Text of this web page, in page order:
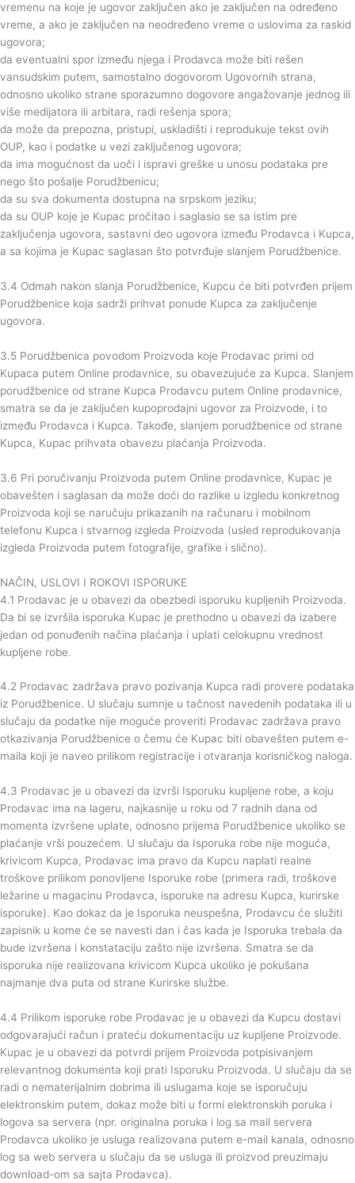
vremenu na koje je ugovor zaključen ako je zaključen na određeno
vreme, a ako je zaključen na neodređeno vreme o uslovima za raskid
ugovora;
da eventualni spor između njega i Prodavca može biti rešen
vansudskim putem, samostalno dogovorom Ugovornih strana,
odnosno ukoliko strane sporazumno dogovore angažovanje jednog ili
više medijatora ili arbitara, radi rešenja spora;
da može da prepozna, pristupi, uskladišti i reprodukuje tekst ovih
OUP, kao i podatke u vezi zaključenog ugovora;
da ima mogućnost da uoči i ispravi greške u unosu podataka pre
nego što pošalje Porudžbenicu;
da su sva dokumenta dostupna na srpskom jeziku;
da su OUP koje je Kupac pročitao i saglasio se sa istim pre
zaključenja ugovora, sastavni deo ugovora između Prodavca i Kupca,
a sa kojima je Kupac saglasan što potvrđuje slanjem Porudžbenice.
3.4 Odmah nakon slanja Porudžbenice, Kupcu će biti potvrđen prijem
Porudžbenice koja sadrži prihvat ponude Kupca za zaključenje
ugovora.
3.5 Porudžbenica povodom Proizvoda koje Prodavac primi od
Kupaca putem Online prodavnice, su obavezujuće za Kupca. Slanjem
porudžbenice od strane Kupca Prodavcu putem Online prodavnice,
smatra se da je zaključen kupoprodajni ugovor za Proizvode, i to
između Prodavca i Kupca. Takođe, slanjem porudžbenice od strane
Kupca, Kupac prihvata obavezu plaćanja Proizvoda.
3.6 Pri poručivanju Proizvoda putem Online prodavnice, Kupac je
obavešten i saglasan da može doći do razlike u izgledu konkretnog
Proizvoda koji se naručuju prikazanih na računaru i mobilnom
telefonu Kupca i stvarnog izgleda Proizvoda (usled reprodukovanja
izgleda Proizvoda putem fotografije, grafike i slično).
NAČIN, USLOVI I ROKOVI ISPORUKE
4.1 Prodavac je u obavezi da obezbedi isporuku kupljenih Proizvoda.
Da bi se izvršila isporuka Kupac je prethodno u obavezi da izabere
jedan od ponuđenih načina plaćanja i uplati celokupnu vrednost
kupljene robe.
4.2 Prodavac zadržava pravo pozivanja Kupca radi provere podataka
iz Porudžbenice. U slučaju sumnje u tačnost navedenih podataka ili u
slučaju da podatke nije moguće proveriti Prodavac zadržava pravo
otkazivanja Porudžbenice o čemu će Kupac biti obavešten putem e-
maila koji je naveo prilikom registracije i otvaranja korisničkog naloga.
4.3 Prodavac je u obavezi da izvrši Isporuku kupljene robe, a koju
Prodavac ima na lageru, najkasnije u roku od 7 radnih dana od
momenta izvršene uplate, odnosno prijema Porudžbenice ukoliko se
plaćanje vrši pouzećem. U slučaju da Isporuka robe nije moguća,
krivicom Kupca, Prodavac ima pravo da Kupcu naplati realne
troškove prilikom ponovljene Isporuke robe (primera radi, troškove
ležarine u magacinu Prodavca, isporuke na adresu Kupca, kurirske
isporuke). Kao dokaz da je Isporuka neuspešna, Prodavcu će služiti
zapisnik u kome će se navesti dan i čas kada je Isporuka trebala da
bude izvršena i konstataciju zašto nije izvršena. Smatra se da
isporuka nije realizovana krivicom Kupca ukoliko je pokušana
najmanje dva puta od strane Kurirske službe.
4.4 Prilikom isporuke robe Prodavac je u obavezi da Kupcu dostavi
odgovarajući račun i prateću dokumentaciju uz kupljene Proizvode.
Kupac je u obavezi da potvrdi prijem Proizvoda potpisivanjem
relevantnog dokumenta koji prati Isporuku Proizvoda. U slučaju da se
radi o nematerijalnim dobrima ili uslugama koje se isporučuju
elektronskim putem, dokaz može biti u formi elektronskih poruka i
logova sa servera (npr. originalna poruka i log sa mail servera
Prodavca ukoliko je usluga realizovana putem e-mail kanala, odnosno
log sa web servera u slučaju da se usluga ili proizvod preuzimaju
download-om sa sajta Prodavca).